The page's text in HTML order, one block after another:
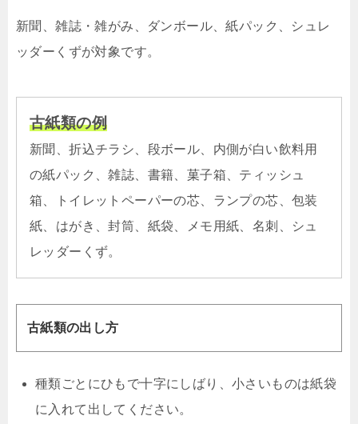
新聞、雑誌・雑がみ、ダンボール、紙パック、シュレ
ッダーくずが対象です。
古紙類の例
新聞、折込チラシ、段ボール、内側が白い飲料用
の紙パック、雑誌、書籍、菓子箱、ティッシュ
箱、トイレットペーパーの芯、ランプの芯、包装
紙、はがき、封筒、紙袋、メモ用紙、名刺、シュ
レッダーくず。
古紙類の出し方
種類ごとにひもで十字にしばり、小さいものは紙袋
に入れて出してください。